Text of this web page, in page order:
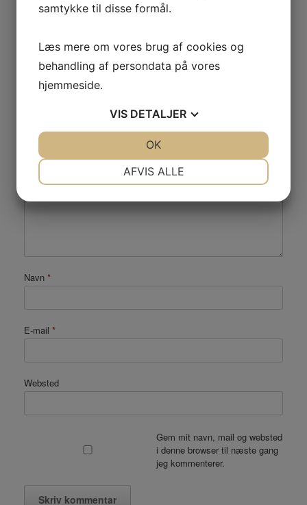
Skriv et svar
Kommentar*
Navn *
E-mail *
Websted
Gem mit navn, mail og websted
i denne browser til næste gang
jeg kommenterer.
samtykke til disse formål.
Læs mere om vores brug af cookies og
behandling af persondata på vores
hjemmeside.
VIS DETALJER
AFVIS ALLE
OK